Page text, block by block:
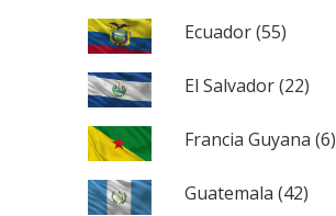
Ecuador (55)
El Salvador (22)
Francia Guyana (6)
Guatemala (42)